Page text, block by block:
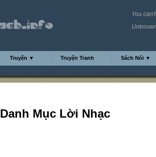
You
Unknown
Truyện ▼ Truyện Tranh Sách Nói ▼
Danh Mục Lời Nhạc